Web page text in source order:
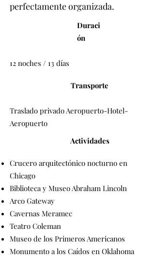
perfectamente organizada.
Duraci
ón
12 noches / 13 días
Transporte
Traslado privado Aeropuerto-Hotel-
Aeropuerto
Actividades
Crucero arquitectónico nocturno en
Chicago
Biblioteca y Museo Abraham Lincoln
Arco Gateway
Cavernas Meramec
Teatro Coleman
Museo de los Primeros Americanos
Monumento a los Caídos en Oklahoma